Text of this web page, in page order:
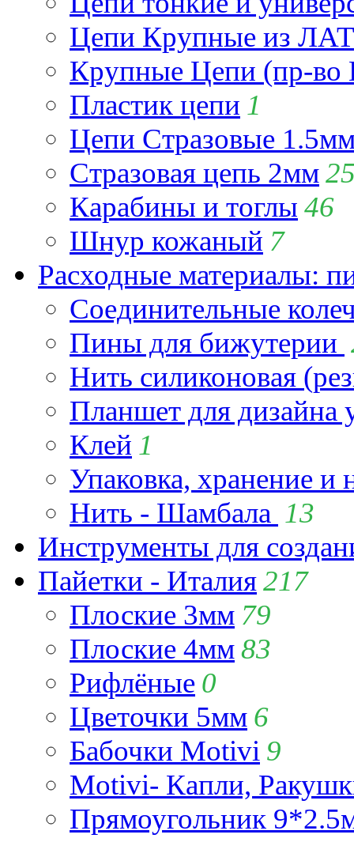
Цепи Крупные из
Крупные Цепи (пр-во
Пластик цепи 1
Цепи Стразовые
Стразовая цепь 2мм
Карабины и тоглы 46
Шнур кожаный 7
Расходные материалы:
Соединительные
Пины для бижутерии
Нить силиконовая
Планшет для
Клей 1
Упаковка, хранение и
Нить - Шамбала 13
Инструменты для
Пайетки - Италия217
Плоские 3мм 79
Плоские 4мм83
Рифлёные 0
Цветочки 5мм 6
Бабочки Motivi 9
Motivi- Капли,
Прямоугольник